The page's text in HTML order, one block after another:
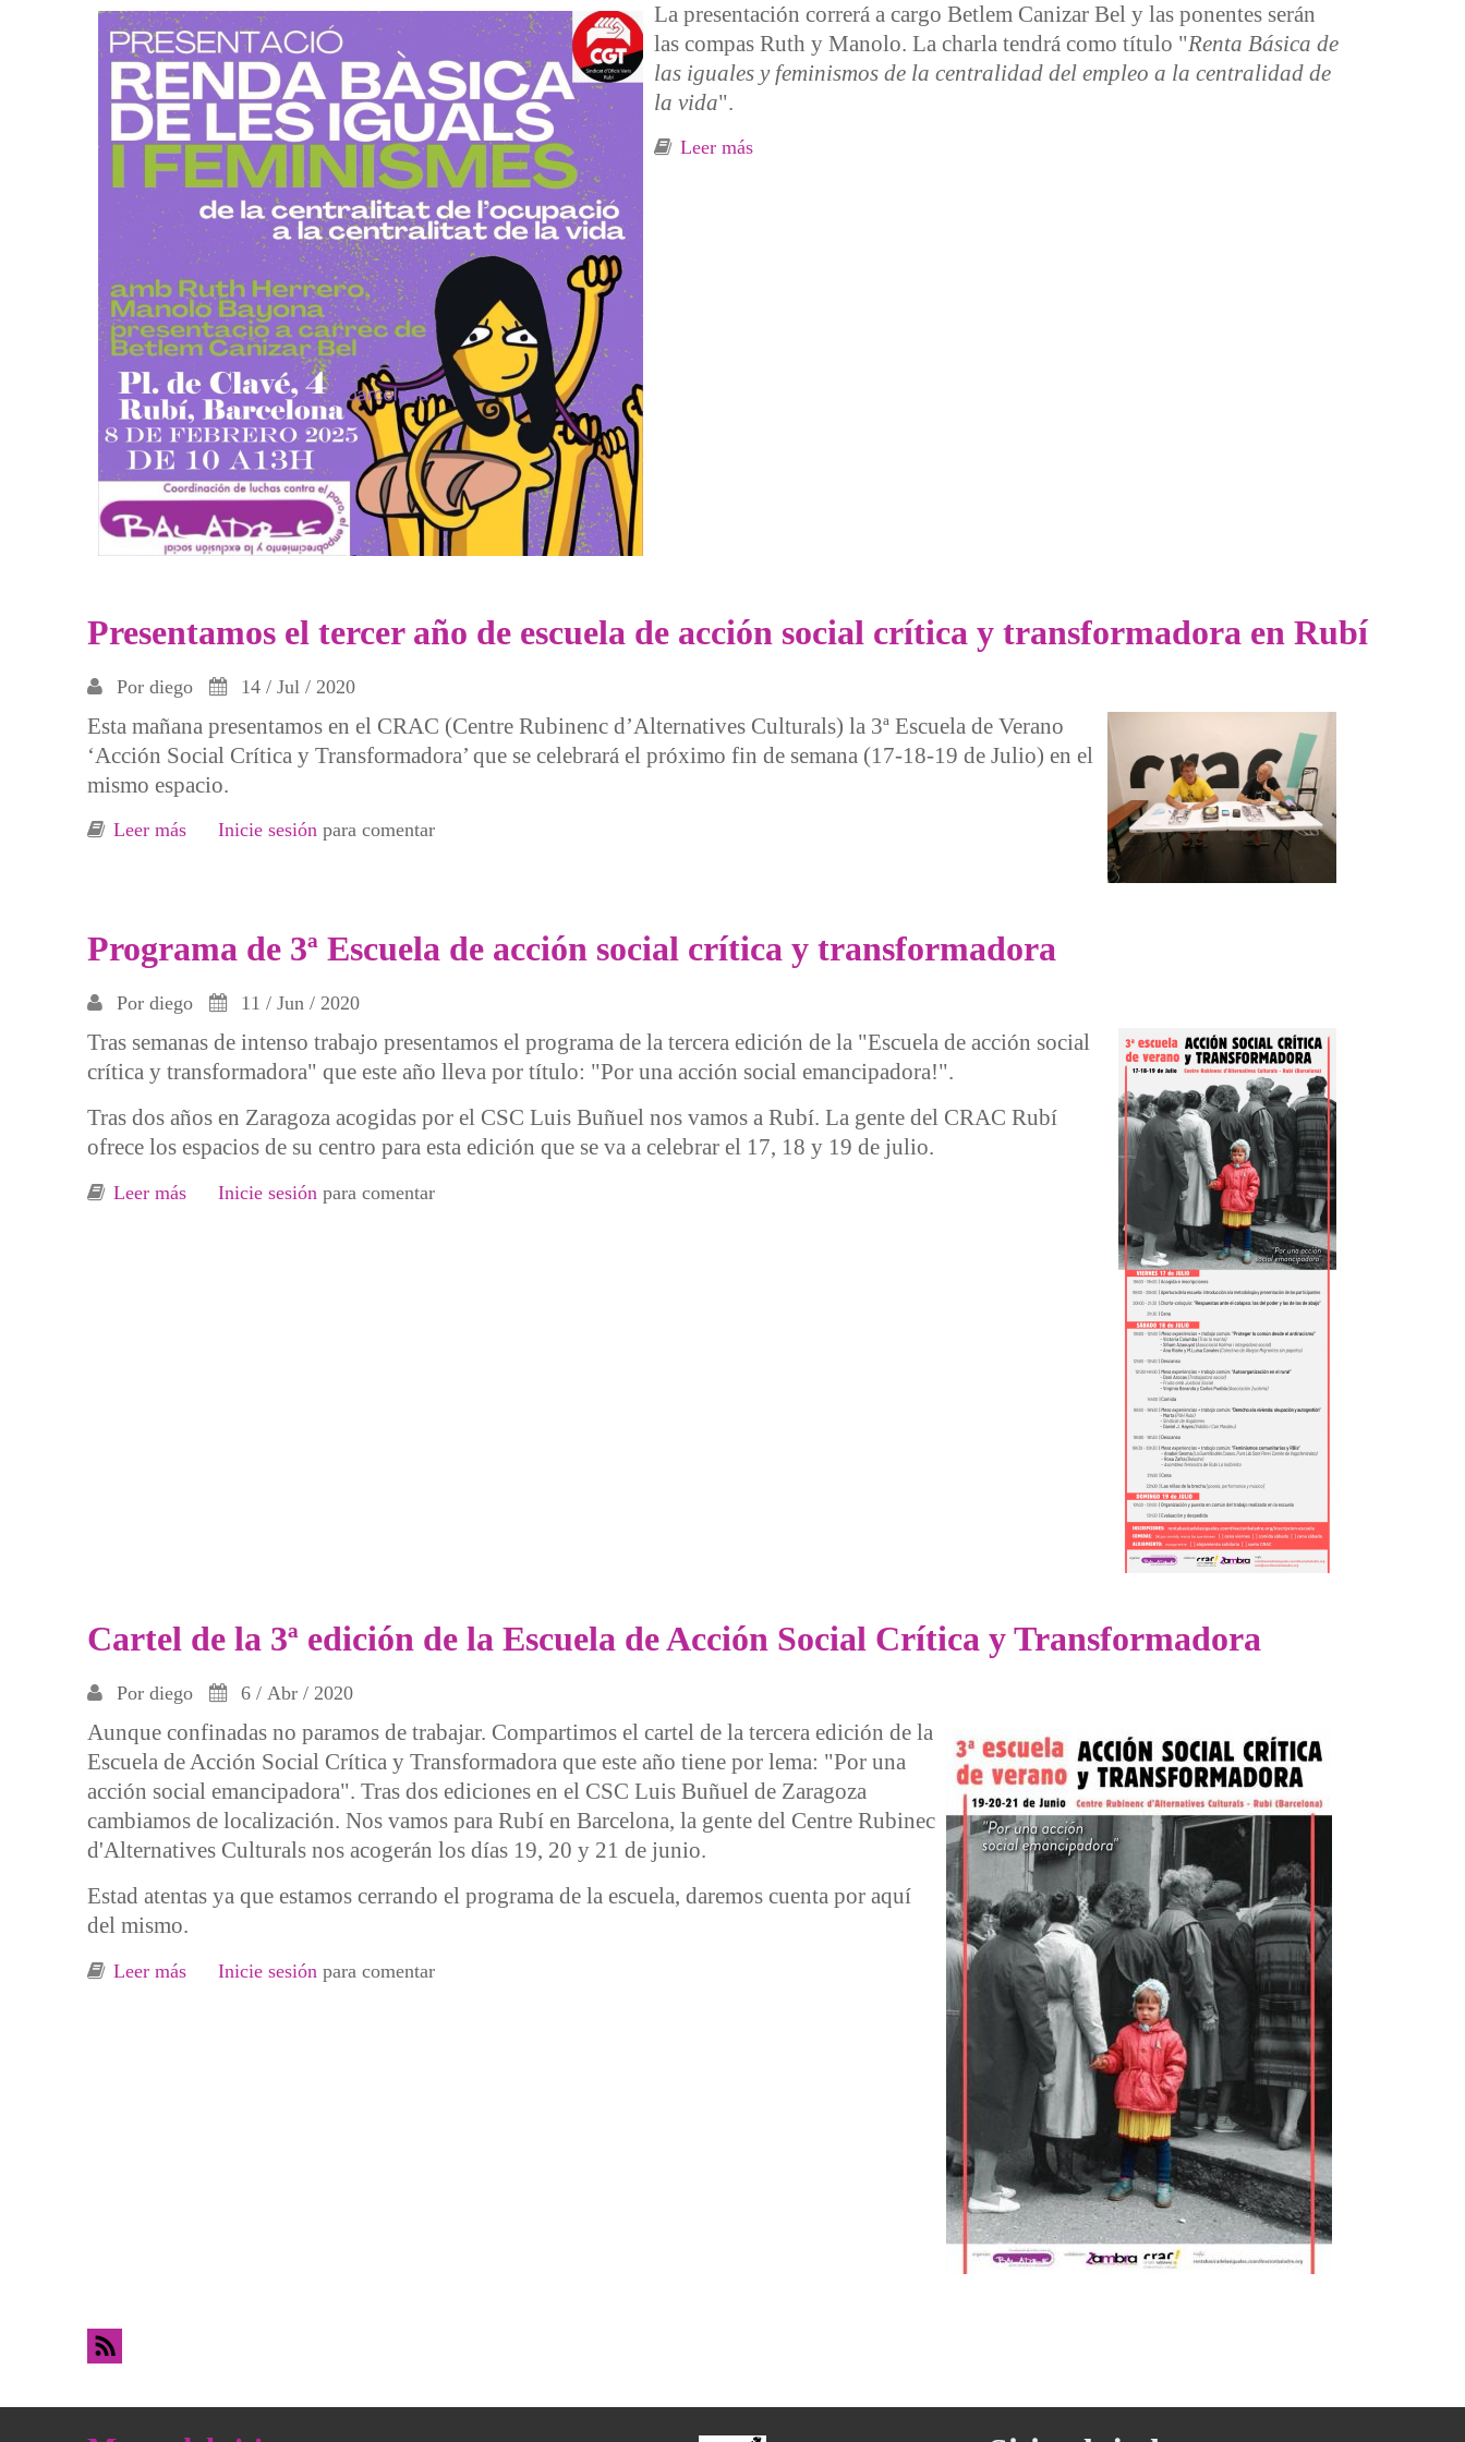
La presentación correrá a cargo Betlem Canizar Bel y las ponentes serán
las compas Ruth y Manolo. La charla tendrá como título "Renta Básica de
las iguales y feminismos de la centralidad del empleo a la centralidad de
la vida".
Leer más
Presentamos el tercer año de escuela de acción social crítica y transformadora en Rubí
Por diego 14 / Jul / 2020
Esta mañana presentamos en el CRAC (Centre Rubinenc d’Alternatives Culturals) la 3ª Escuela de Verano
‘Acción Social Crítica y Transformadora’ que se celebrará el próximo fin de semana (17-18-19 de Julio) en el
mismo espacio.
Leer más sobre Presentamos el tercer año de escuela de acción social crítica y transformadora en Rubí
Inicie sesiónpara comentar
Programa de 3ª Escuela de acción social crítica y transformadora
Por diego 11 / Jun / 2020
Tras semanas de intenso trabajo presentamos el programa de la tercera edición de la "Escuela de acción social
crítica y transformadora" que este año lleva por título: "Por una acción social emancipadora!".
Tras dos años en Zaragoza acogidas por el CSC Luis Buñuel nos vamos a Rubí. La gente del CRAC Rubí
ofrece los espacios de su centro para esta edición que se va a celebrar el 17, 18 y 19 de julio.
Leer más sobre Programa de 3ª Escuela de acción social crítica y transformadora
Inicie sesión para comentar
Cartel de la 3ª edición de la Escuela de Acción Social Crítica y Transformadora
Por diego 6 / Abr / 2020
Aunque confinadas no paramos de trabajar. Compartimos el cartel de la tercera edición de la
Escuela de Acción Social Crítica y Transformadora que este año tiene por lema: "Por una
acción social emancipadora". Tras dos ediciones en el CSC Luis Buñuel de Zaragoza
cambiamos de localización. Nos vamos para Rubí en Barcelona, la gente del Centre Rubinec
d'Alternatives Culturals nos acogerán los días 19, 20 y 21 de junio.
Estad atentas ya que estamos cerrando el programa de la escuela, daremos cuenta por aquí
del mismo.
Leer más sobre Cartel de la 3ª edición de la Escuela de Acción Social Crítica y Transformadora
Inicie sesión para comentar